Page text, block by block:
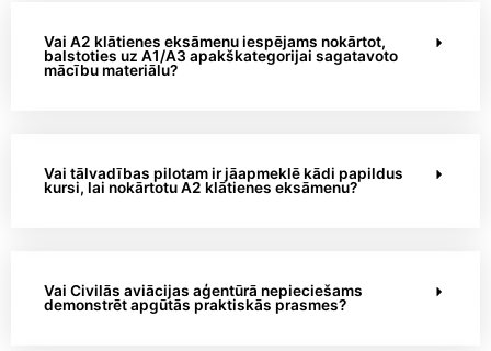
Vai A2 klātienes eksāmenu iespējams nokārtot,
balstoties uz A1/A3 apakškategorijai sagatavoto
mācību materiālu?
Vai tālvadības pilotam ir jāapmeklē kādi papildus
kursi, lai nokārtotu A2 klātienes eksāmenu?
Vai Civilās aviācijas aģentūrā nepieciešams
demonstrēt apgūtās praktiskās prasmes?